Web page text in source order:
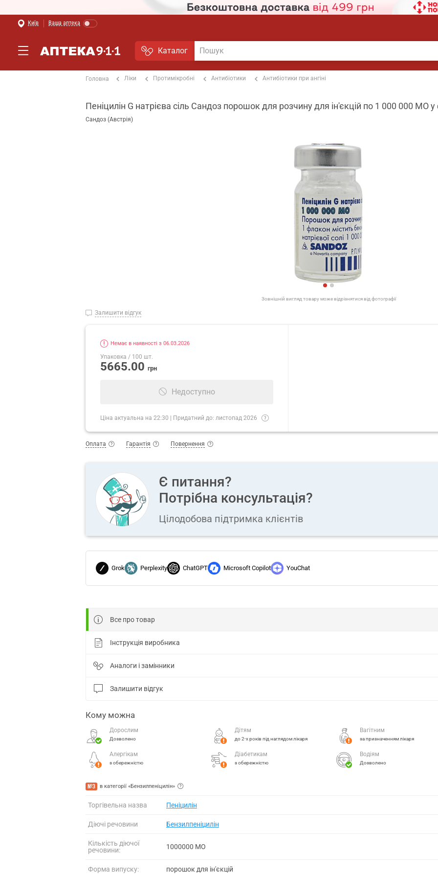
Київ Ваша аптека
Каталог
Головна Ліки Протимікробні Антибіотики Антибіотики при ангіні
Пеніцилін G натрієва сіль Сандоз порошок для розчину для ін'єкцій по 1 000 000 МО
Сандоз (Австрія)
Зовнішній вигляд товару може відрізнятися від фотографії
Залишити відгук
Немає в наявності з 06.03.2026
Упаковка / 100 шт.
5665.00 грн
Недоступно
Ціна актуальна на 22:30 | Придатний до: листопад 2026
Оплата Гарантія Повернення
Є питання?
Потрібна консультація?
Цілодобова підтримка клієнтів
Grok Perplexity ChatGPT Microsoft Copilot YouChat
Все про товар
Інструкція виробника
Аналоги і замінники
Залишити відгук
Кому можна
Дорослим
Дозволено
Дітям
до 2-х років під наглядом лікаря
Вагітним
за призначенням лікаря
Алергікам
з обережністю
Діабетикам
з обережністю
Водіям
Дозволено
№3 в категорії «Бензилпеніцилін»
Торгівельна назва Пеніцилін
Діючі речовини Бензилпеніцилін
Кількість діючої
речовини:
1000000 МО
Форма випуску: порошок для ін'єкцій